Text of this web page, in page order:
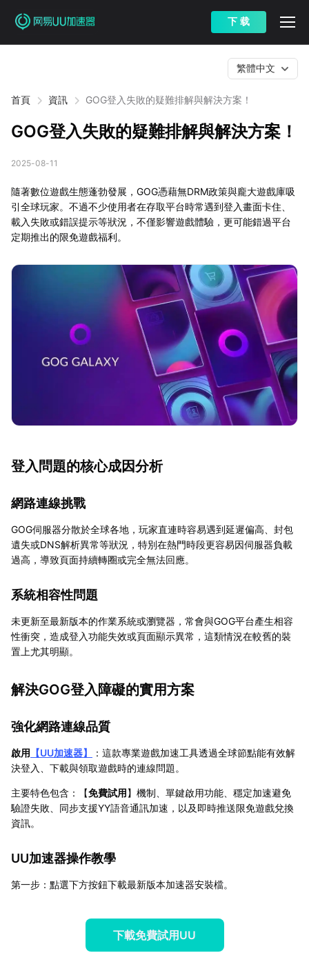
下 载
首頁 資訊 GOG登入失敗的疑難排解與解決方案！
繁體中文
GOG登入失敗的疑難排解與解決方案！
2025-08-11
隨著數位遊戲生態蓬勃發展，GOG憑藉無DRM政策與龐大遊戲庫吸
引全球玩家。不過不少使用者在存取平台時常遇到登入畫面卡住、
載入失敗或錯誤提示等狀況，不僅影響遊戲體驗，更可能錯過平台
定期推出的限免遊戲福利。
登入問題的核心成因分析
網路連線挑戰
GOG伺服器分散於全球各地，玩家直連時容易遇到延遲偏高、封包
遺失或DNS解析異常等狀況，特別在熱門時段更容易因伺服器負載
過高，導致頁面持續轉圈或完全無法回應。
系統相容性問題
未更新至最新版本的作業系統或瀏覽器，常會與GOG平台產生相容
性衝突，造成登入功能失效或頁面顯示異常，這類情況在較舊的裝
置上尤其明顯。
解決GOG登入障礙的實用方案
強化網路連線品質
啟用 【UU加速器】
：這款專業遊戲加速工具透過全球節點能有效解
決登入、下載與領取遊戲時的連線問題。
主要特色包含：【免費試用】機制、單鍵啟用功能、穩定加速避免
驗證失敗、同步支援YY語音通訊加速，以及即時推送限免遊戲兌換
資訊。
UU加速器操作教學
第一步：點選下方按鈕下載最新版本加速器安裝檔。
下載免費試用UU